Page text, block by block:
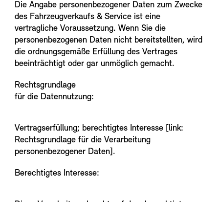
Die Angabe personenbezogener Daten zum Zwecke
des Fahrzeugverkaufs & Service ist eine
vertragliche Voraussetzung. Wenn Sie die
personenbezogenen Daten nicht bereitstellten, wird
die ordnungsgemäße Erfüllung des Vertrages
beeinträchtigt oder gar unmöglich gemacht.
Rechtsgrundlage
für die Datennutzung:
Vertragserfüllung; berechtigtes Interesse [link:
Rechtsgrundlage für die Verarbeitung
personenbezogener Daten].
Berechtigtes Interesse: